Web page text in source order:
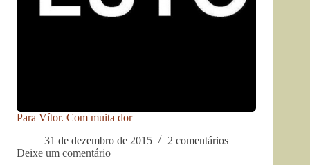
Para Vítor. Com muita dor
31 de dezembro de 2015
2 comentários
Deixe um comentário